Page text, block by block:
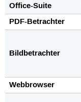
Office-Suite
PDF-Betrachter
Bildbetrachter
Webbrowser